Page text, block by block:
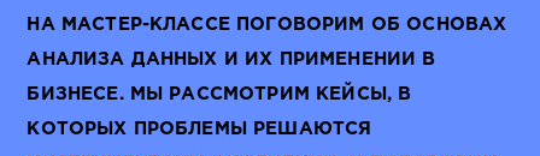
НА МАСТЕР-КЛАССЕ ПОГОВОРИМ ОБ ОСНОВАХ
АНАЛИЗА ДАННЫХ И ИХ ПРИМЕНЕНИИ В
БИЗНЕСЕ. МЫ РАССМОТРИМ КЕЙСЫ, В
КОТОРЫХ ПРОБЛЕМЫ РЕШАЮТСЯ